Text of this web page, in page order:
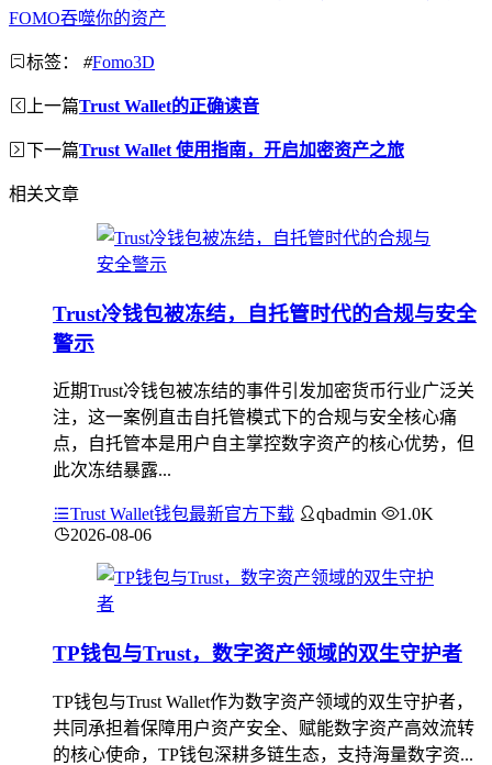
FOMO吞噬你的资产
标签： #Fomo3D
上一篇Trust Wallet的正确读音
下一篇Trust Wallet 使用指南，开启加密资产之旅
相关文章
Trust冷钱包被冻结，自托管时代的合规与安全
警示
近期Trust冷钱包被冻结的事件引发加密货币行业广泛关
注，这一案例直击自托管模式下的合规与安全核心痛
点，自托管本是用户自主掌控数字资产的核心优势，但
此次冻结暴露...
Trust Wallet钱包最新官方下载 qbadmin
1.0K
2026-08-06
TP钱包与Trust，数字资产领域的双生守护者
TP钱包与Trust Wallet作为数字资产领域的双生守护者，
共同承担着保障用户资产安全、赋能数字资产高效流转
的核心使命，TP钱包深耕多链生态，支持海量数字资...